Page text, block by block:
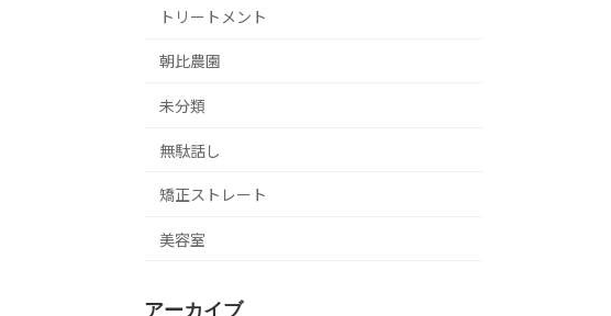
トリートメント
朝比農園
未分類
無駄話し
矯正ストレート
美容室
アーカイブ